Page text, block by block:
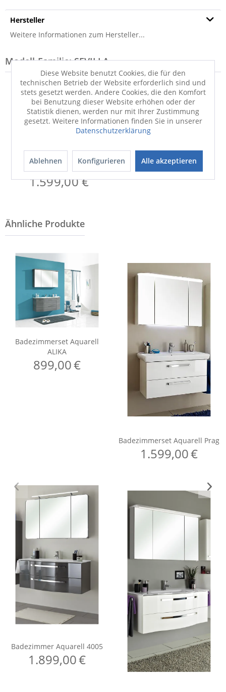
Hersteller
Weitere Informationen zum Hersteller...
Modell-Familie: SEVILLA
Badezimmerset
1.599,00 €
Diese Website benutzt Cookies, die für den
technischen Betrieb der Website erforderlich sind und
stets gesetzt werden. Andere Cookies, die den Komfort
bei Benutzung dieser Website erhöhen oder der
Statistik dienen, werden nur mit Ihrer Zustimmung
gesetzt. Weitere Informationen finden Sie in unserer
Datenschutzerklärung
Ablehnen Konfigurieren Alle akzeptieren